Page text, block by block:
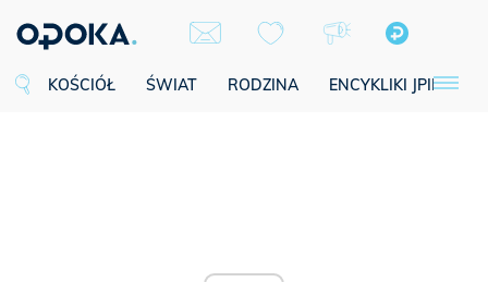
KOŚCIÓŁ ŚWIAT RODZINA ENCYKLIKI JPII